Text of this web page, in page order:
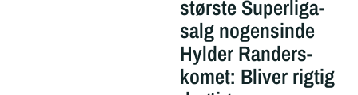
største Superliga-
salg nogensinde
Hylder Randers-
komet: Bliver rigtig